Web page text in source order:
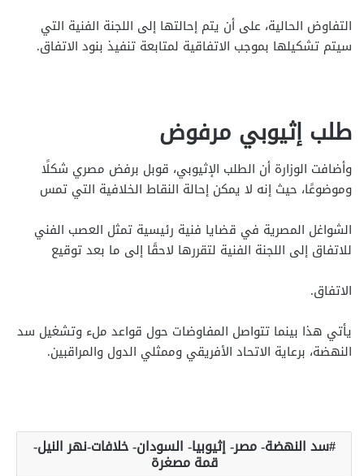
التفاوض الحالية، على أن يتم إحالتها إلى اللجنة الفنية التي
سيتم تشكيلها بموجب الاتفاقية لمتابعة تنفيذ بنود الاتفاق.
طلب إثيوبي مرفوض
وأضافت الوزارة أن الطلب الإثيوبي، قوبل برفض مصري شكلًا
وموضوعًا، حيث إنه لا يمكن إحالة النقاط الخلافية التي تمس
الشواغل المصرية في قضايا فنية رئيسية تمثل العصب الفني
للاتفاق إلى اللجنة الفنية لتقررها لاحقًا إلى ما بعد توقيع
الاتفاق.
يأتي هذا بينما تتواصل المفاوضات حول قواعد ملء وتشغيل سد
النهضة، برعاية الاتحاد الأفريقي وممثلي الدول والمراقبين.
سد النهضة- مصر- إثيوبيا- السودان- خلافات-نهر النيل-
قمة مصغرة